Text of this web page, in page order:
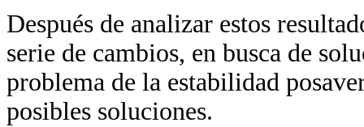
Después de analizar estos
serie de cambios, en busca de
problema de la estabilidad
posibles soluciones.